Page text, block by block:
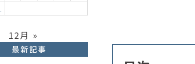
12月 »
最新記事